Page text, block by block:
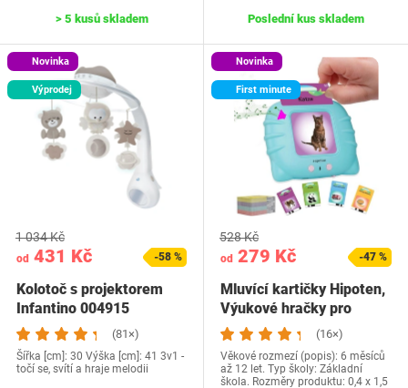
> 5 kusů skladem Poslední kus skladem
Novinka
Výprodej
od 431 Kč
1 034 Kč
-58 %
Kolotoč s projektorem
Infantino 004915
(81×)
Šířka [cm]: 30 Výška [cm]: 41 3v1 -
točí se, svítí a hraje melodii
Novinka
First minute
od 279 Kč
528 Kč
-47 %
Mluvící kartičky Hipoten,
Výukové hračky pro
batolata od 1…(16×)
Věkové rozmezí (popis): 6 měsíců
až 12 let. Typ školy: Základní
škola. Rozměry produktu: 0,4 x 1,5